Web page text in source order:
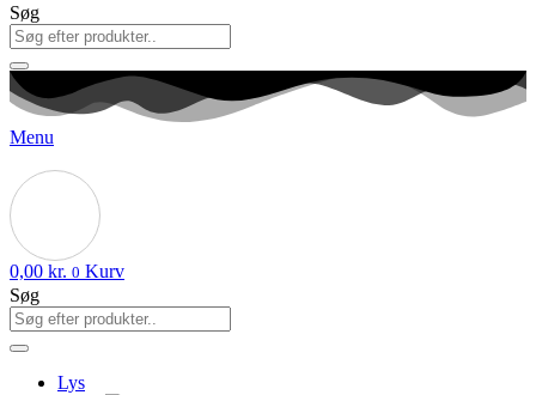
Søg
Menu
0,00 kr. 0 Kurv
Søg
Lys